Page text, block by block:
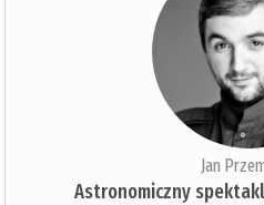
Jan
Astronomiczny